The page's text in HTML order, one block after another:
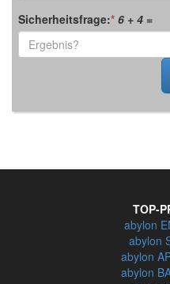
Sicherheitsfrage:* 6 + 4 =
TOP-
abylon
abylon
abylon
abylon